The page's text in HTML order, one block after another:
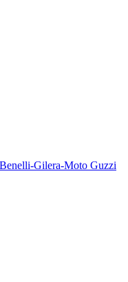
Gilera-Moto Guzzi